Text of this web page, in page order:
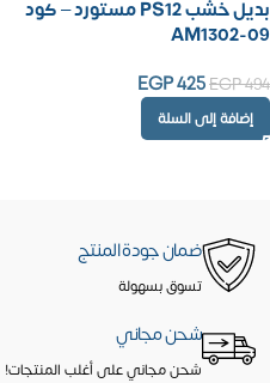
بديل خشب PS12 مستورد – كود
AM1302-09
EGP494
EGP425
إضافة إلى السلة
ضمان جودة المنتج
تسوق بسهولة
شحن مجاني
شحن مجاني على أغلب المنتجات!